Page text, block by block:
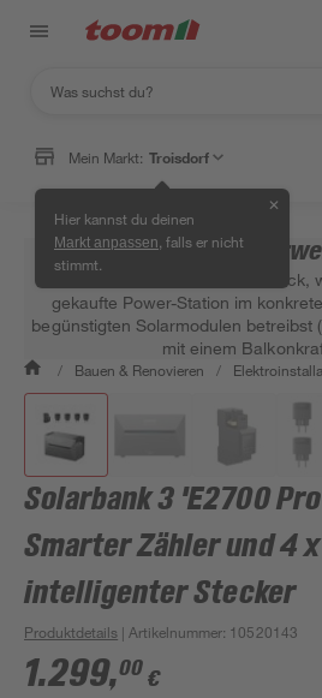
Mein Markt: Troisdorf
Hier kannst du deinen
Markt anpassen , falls er nicht
stimmt.
✕
Zusätzlich 19 %*
Wir erstatten dir die MwSt zurück,
gekaufte Power-Station im
begünstigten Solarmodulen betreibst
mit einem
/ Bauen & Renovieren /
Solarbank 3 'E2700
Smarter Zähler und 4 x
intelligenter Stecker
Produktdetails | Artikelnummer: 10520143
1.299,00 €